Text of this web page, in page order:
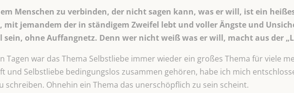
Menschen zu verbinden, der nicht sagen kann, was er will, ist ein
mit jemandem der in ständigem Zweifel lebt und voller Ängste und
sein, ohne Auffangnetz. Denn wer nicht weiß was er will, macht aus der
Tagen war das Thema Selbstliebe immer wieder ein großes Thema für viele
und Selbstliebe bedingungslos zusammen gehören, habe ich mich
schreiben. Ohnehin ein Thema das unerschöpflich zu sein scheint.